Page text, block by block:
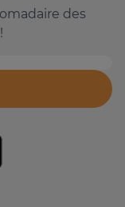
des